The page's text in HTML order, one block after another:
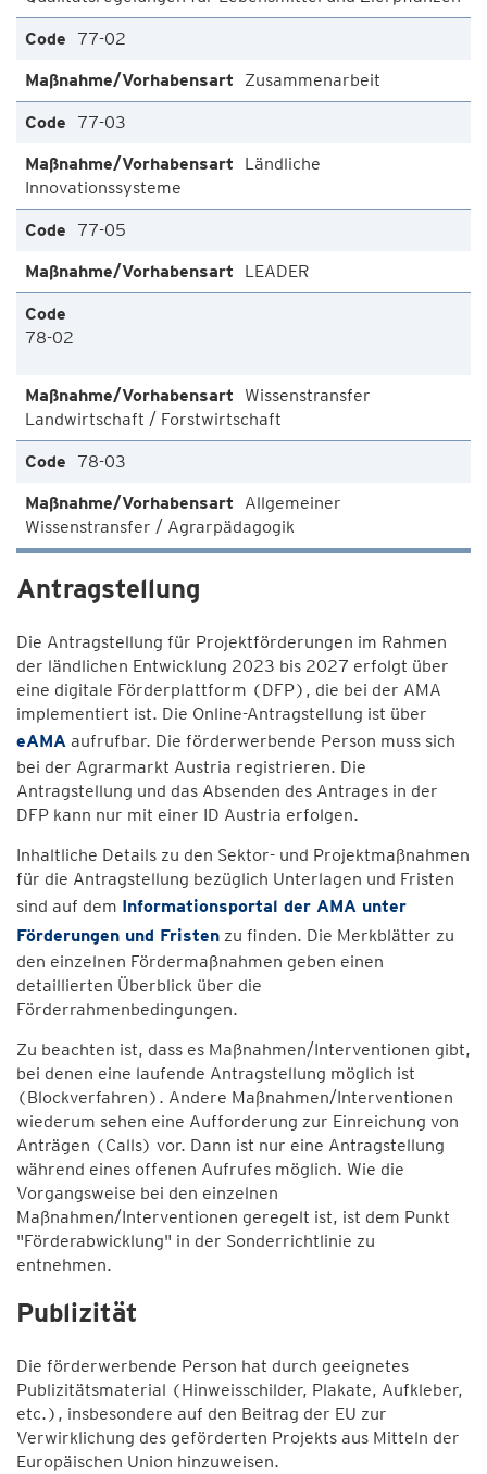
77-02
Zusammenarbeit
77-03
Ländliche
Innovationssysteme
77-05
LEADER
78-02
Wissenstransfer
Landwirtschaft / Forstwirtschaft
78-03
Allgemeiner
Wissenstransfer / Agrarpädagogik
Antragstellung
Die Antragstellung für Projektförderungen im Rahmen
der ländlichen Entwicklung 2023 bis 2027 erfolgt über
eine digitale Förderplattform (DFP), die bei der AMA
implementiert ist. Die Online-Antragstellung ist über
eAMA aufrufbar. Die förderwerbende Person muss sich
bei der Agrarmarkt Austria registrieren. Die
Antragstellung und das Absenden des Antrages in der
DFP kann nur mit einer ID Austria erfolgen.
Inhaltliche Details zu den Sektor- und Projektmaßnahmen
für die Antragstellung bezüglich Unterlagen und Fristen
sind auf dem Informationsportal der AMA unter
Förderungen und Fristen zu finden. Die Merkblätter zu
den einzelnen Fördermaßnahmen geben einen
detaillierten Überblick über die
Förderrahmenbedingungen.
Zu beachten ist, dass es Maßnahmen/Interventionen gibt,
bei denen eine laufende Antragstellung möglich ist
(Blockverfahren). Andere Maßnahmen/Interventionen
wiederum sehen eine Aufforderung zur Einreichung von
Anträgen (Calls) vor. Dann ist nur eine Antragstellung
während eines offenen Aufrufes möglich. Wie die
Vorgangsweise bei den einzelnen
Maßnahmen/Interventionen geregelt ist, ist dem Punkt
"Förderabwicklung" in der Sonderrichtlinie zu
entnehmen.
Publizität
Die förderwerbende Person hat durch geeignetes
Publizitätsmaterial (Hinweisschilder, Plakate, Aufkleber,
etc.), insbesondere auf den Beitrag der EU zur
Verwirklichung des geförderten Projekts aus Mitteln der
Europäischen Union hinzuweisen.